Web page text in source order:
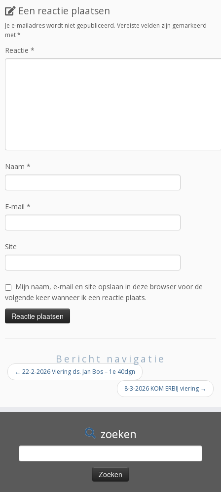
Een reactie plaatsen
Je e-mailadres wordt niet gepubliceerd. Vereiste velden zijn gemarkeerd
met*
Reactie *
Naam *
E-mail *
Site
Mijn naam, e-mail en site opslaan in deze browser voor de
volgende keer wanneer ik een reactie plaats.
Bericht navigatie
← 22-2-2026 Viering ds. Jan Bos – 1e 40dgn
8-3-2026 KOM ERBIJ viering →
zoeken
Zoeken